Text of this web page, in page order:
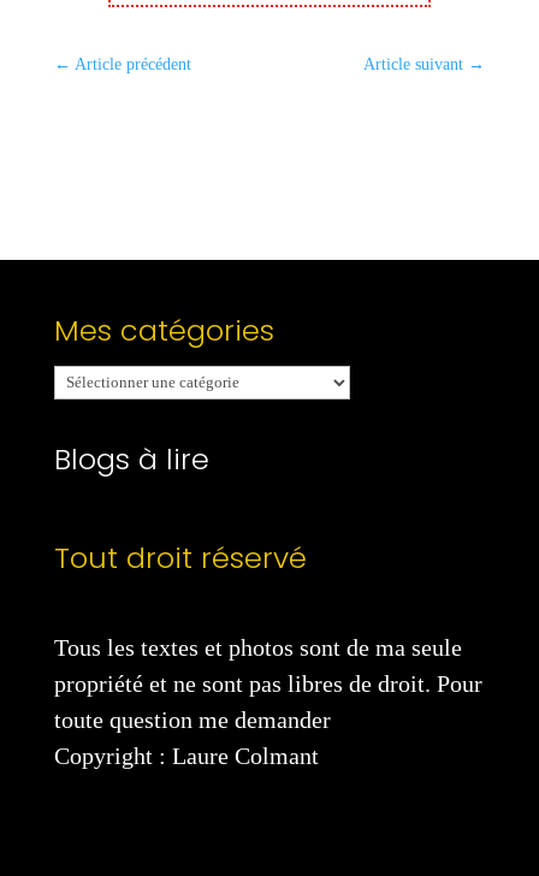
← Article précédent Article suivant →
Mes catégories
Mes
catégories
Blogs à lire
Tout droit réservé
Tous les textes et photos sont de ma seule
propriété et ne sont pas libres de droit. Pour
toute question me demander
Copyright : Laure Colmant